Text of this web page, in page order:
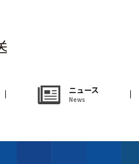
ニュース
News